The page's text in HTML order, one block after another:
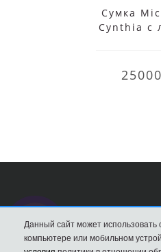
Сумка
Cynthia с
Данный сайт может
компьютере или мобильном